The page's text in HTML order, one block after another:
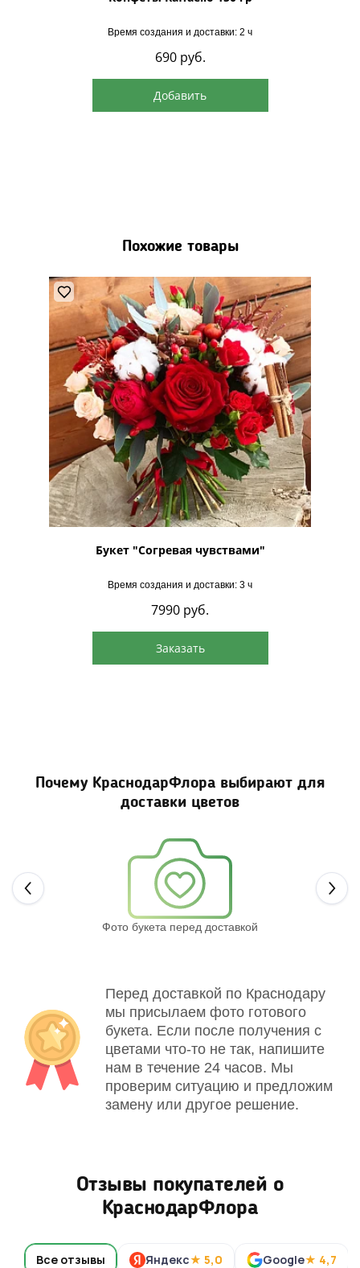
Время создания и доставки: 2 ч
690 руб.
Добавить
Похожие товары
Букет "Согревая чувствами"
Время создания и доставки: 3 ч
7990 руб.
Заказать
Почему КраснодарФлора выбирают для
доставки цветов
Фото букета перед доставкой
Перед доставкой по Краснодару
мы присылаем фото готового
букета. Если после получения с
цветами что-то не так, напишите
нам в течение 24 часов. Мы
проверим ситуацию и предложим
замену или другое решение.
Отзывы покупателей о
КраснодарФлора
Все отзывы Яндекс★ 5,0 Google★ 4,7